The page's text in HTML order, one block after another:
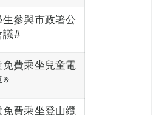
參與市政署公
議#
免費乘坐兒童電
※
免費乘坐登山纜